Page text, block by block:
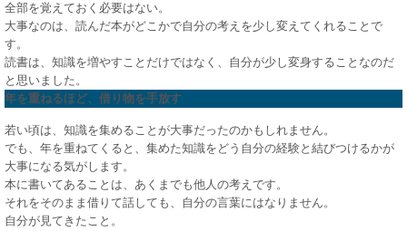
全部を覚えておく必要はない。
大事なのは、読んだ本がどこかで自分の考えを少し変えてくれることで
す。
読書は、知識を増やすことだけではなく、自分が少し変身することなのだ
と思いました。
年を重ねるほど、借り物を手放す
若い頃は、知識を集めることが大事だったのかもしれません。
でも、年を重ねてくると、集めた知識をどう自分の経験と結びつけるかが
大事になる気がします。
本に書いてあることは、あくまでも他人の考えです。
それをそのまま借りて話しても、自分の言葉にはなりません。
自分が見てきたこと。